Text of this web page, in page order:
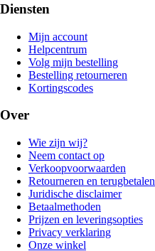
Diensten
Mijn account
Helpcentrum
Volg mijn bestelling
Bestelling retourneren
Kortingscodes
Over
Wie zijn wij?
Neem contact op
Verkoopvoorwaarden
Retourneren en terugbetalen
Juridische disclaimer
Betaalmethoden
Prijzen en leveringsopties
Privacy verklaring
Onze winkel